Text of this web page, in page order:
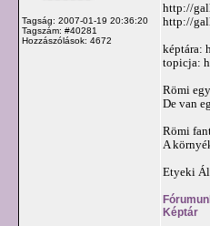
Tagság: 2007-01-19 20:36:20
Tagszám: #40281
Hozzászólások: 4672
http://
http://
képtára:
topicja:
Römi
De van
Römi
A
Etyeki
Képtár